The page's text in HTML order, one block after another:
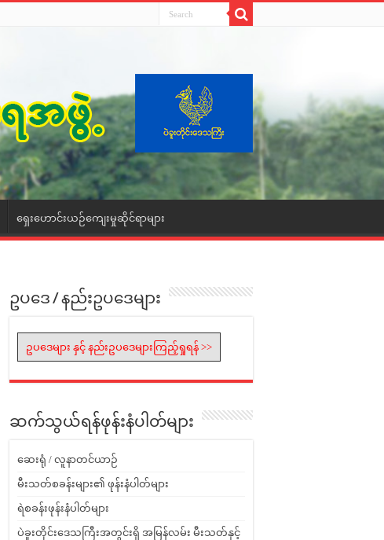
ရှေးဟောင်းယဉ်ကျေးမှုဆိုင်ရာများ
ဥပဒေ / နည်းဥပဒေများ
ဥပဒေများ နှင့် နည်းဥပဒေများကြည့်ရှုရန် >>
ဆက်သွယ်ရန်ဖုန်းနံပါတ်များ
ဆေးရုံ / လူနာတင်ယာဉ်
မီးသတ်စခန်းများ၏ ဖုန်းနံပါတ်များ
ရဲစခန်းဖုန်းနံပါတ်များ
ပဲခူးတိုင်းဒေသကြီးအတွင်းရှိ အမြန်လမ်း မီးသတ်နှင့်